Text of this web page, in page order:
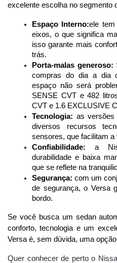
excelente escolha no segmento
Espaço Interno:ele tem
eixos, o que significa
isso garante mais
trás.
Porta-malas generoso:
compras do dia a dia
espaço não será
SENSE CVT e 482
CVT e 1.6 EXCLUSIVE
Tecnologia: as versões
diversos recursos
sensores, que facilitam a
Confiabilidade: a
durabilidade e baixa
que se reflete na
Segurança: com um
de segurança, o Versa
bordo.
Se você busca um sedan
conforto, tecnologia e um
Versa é, sem dúvida, uma
Quer conhecer de perto o